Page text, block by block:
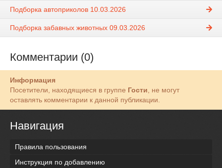
Подборка автоприколов 10.03.2026
Подборка забавных животных 09.03.2026
Комментарии (0)
Информация
Посетители, находящиеся в группе Гости, не могут
оставлять комментарии к данной публикации.
Навигация
Правила пользования
Инструкция по добавлению